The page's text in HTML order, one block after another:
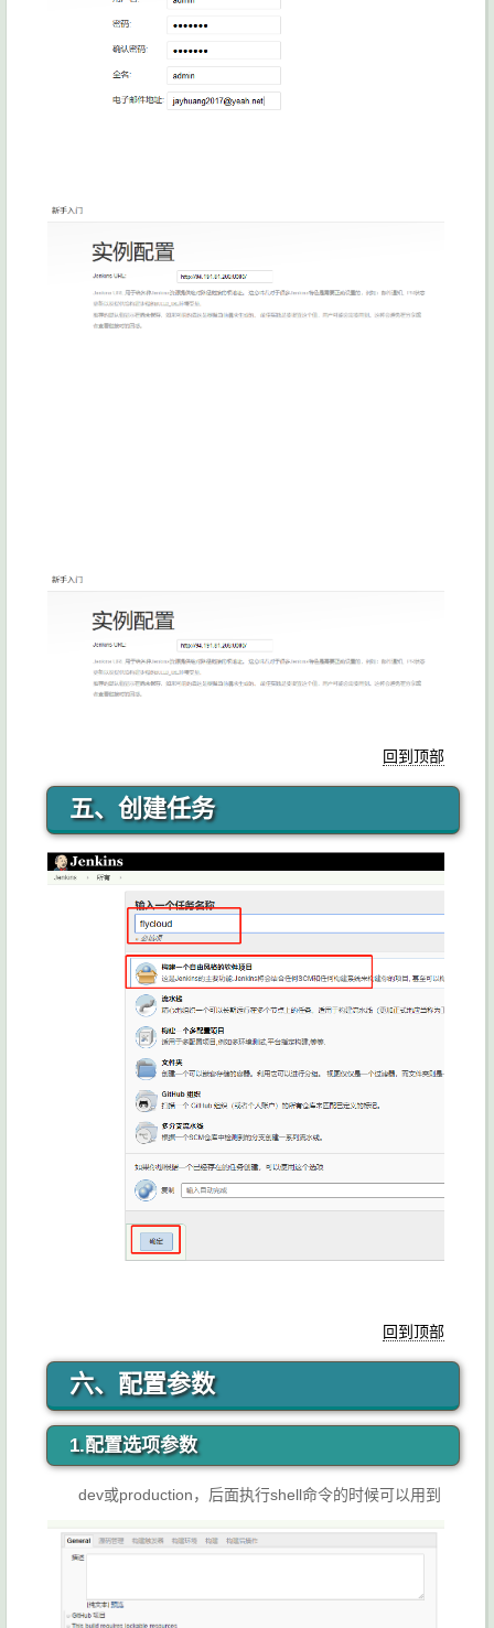
回到顶部
五、创建任务
回到顶部
六、配置参数
1.配置选项参数
dev或production，后面执行shell命令的时候可以用到